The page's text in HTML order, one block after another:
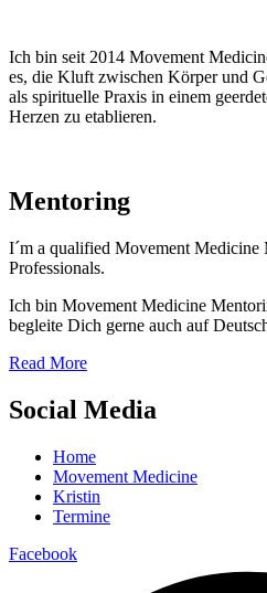
Ich bin seit 2014 Movement
es, die Kluft zwischen Körper und
als spirituelle Praxis in einem
Herzen zu etablieren.
Mentoring
I´m a qualified Movement Medicine
Professionals.
Ich bin Movement Medicine
begleite Dich gerne auch auf
Read More
Social Media
Home
Movement Medicine
Kristin
Termine
Facebook